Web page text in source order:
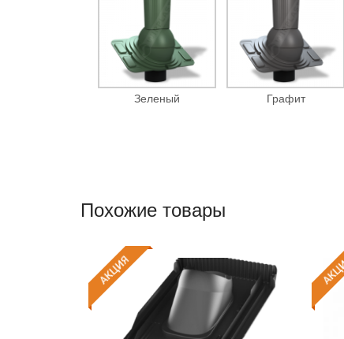
Зеленый Графит
Похожие товары